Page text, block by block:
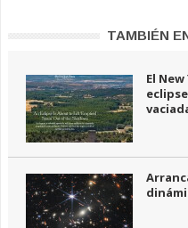
TAMBIÉN
El